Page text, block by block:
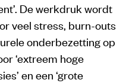
De werkdruk wordt
veel stress, burn-outs
onderbezetting op
‘extreem hoge
en een ‘grote